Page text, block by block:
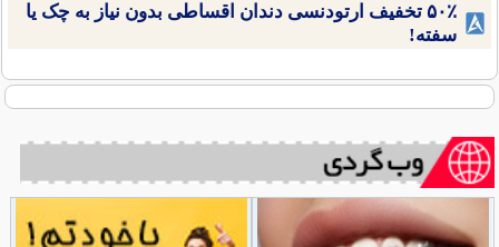
۵۰٪ تخفیف ارتودنسی دندان اقساطی بدون نیاز به چک یا
سفته!